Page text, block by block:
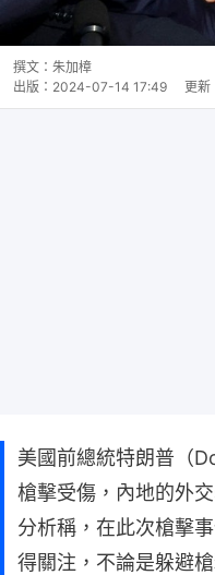
撰文： 朱加樟
出版： 2024-07-14 17:49 更新
美國前總統特朗普（
槍擊受傷，內地的外
分析稱，在此次槍擊
得關注，不論是躲避